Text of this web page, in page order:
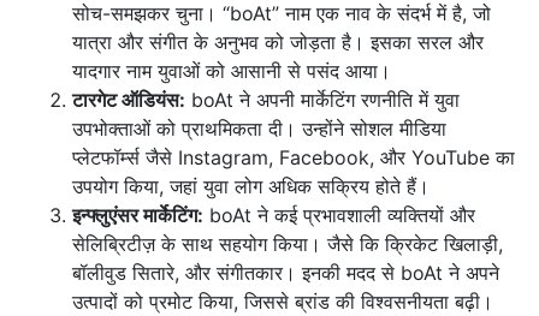
सोच-समझकर चुना। “boAt” नाम एक नाव के संदर्भ में है, जो
यात्रा और संगीत के अनुभव को जोड़ता है। इसका सरल और
यादगार नाम युवाओं को आसानी से पसंद आया।
टारगेट ऑडियंस: boAt ने अपनी मार्केटिंग रणनीति में युवा
उपभोक्ताओं को प्राथमिकता दी। उन्होंने सोशल मीडिया
प्लेटफॉर्म्स जैसे Instagram, Facebook, और YouTube का
उपयोग किया, जहां युवा लोग अधिक सक्रिय होते हैं।
इन्फ्लुएंसर मार्केटिंग: boAt ने कई प्रभावशाली व्यक्तियों और
सेलिब्रिटीज़ के साथ सहयोग किया। जैसे कि क्रिकेट खिलाड़ी,
बॉलीवुड सितारे, और संगीतकार। इनकी मदद से boAt ने अपने
उत्पादों को प्रमोट किया, जिससे ब्रांड की विश्वसनीयता बढ़ी।